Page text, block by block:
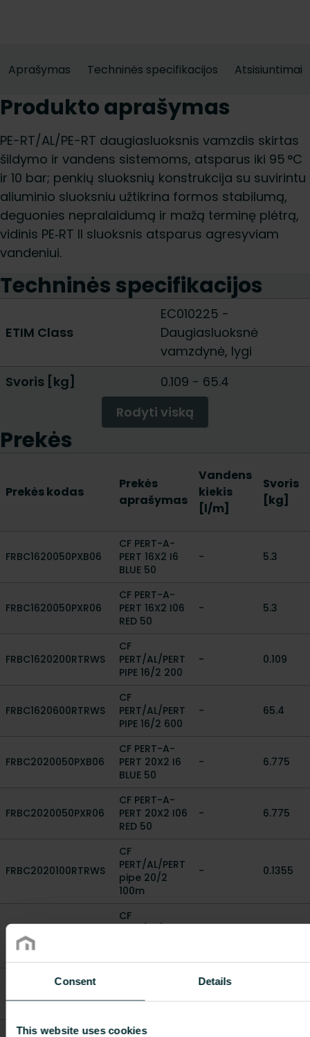
Consent Details
This website uses cookies
Aprašymas Techninės specifikacijos Atsisiuntimai
Produkto aprašymas
PE-RT/AL/PE-RT daugiasluoksnis vamzdis skirtas
šildymo ir vandens sistemoms, atsparus iki 95 °C
ir 10 bar; penkių sluoksnių konstrukcija su suvirintu
aliuminio sluoksniu užtikrina formos stabilumą,
deguonies nepralaidumą ir mažą terminę plėtrą,
vidinis PE‑RT II sluoksnis atsparus agresyviam
vandeniui.
Techninės specifikacijos
ETIM Class
EC010225 -
Daugiasluoksnė
vamzdynė, lygi
Svoris [kg]
0.109 - 65.4
Rodyti viską
Prekės
Prekės kodas
Prekės
aprašymas
Vandens
kiekis
[l/m]
Svoris
[kg]
FRBC1620050PXB06
CF PERT-A-
PERT 16X2 I6
BLUE 50
- 5.3
FRBC1620050PXR06
CF PERT-A-
PERT 16X2 I06
RED 50
- 5.3
FRBC1620200RTRWS
CF
PERT/AL/PERT
PIPE 16/2 200
- 0.109
FRBC1620600RTRWS
CF
PERT/AL/PERT
PIPE 16/2 600
- 65.4
FRBC2020050PXB06
CF PERT-A-
PERT 20X2 I6
BLUE 50
- 6.775
FRBC2020050PXR06
CF PERT-A-
PERT 20X2 I06
RED 50
- 6.775
FRBC2020100RTRWS
CF
PERT/AL/PERT
pipe 20/2
100m
- 0.1355
FRBC2020200RTRWS
CF
CF PERT-A-